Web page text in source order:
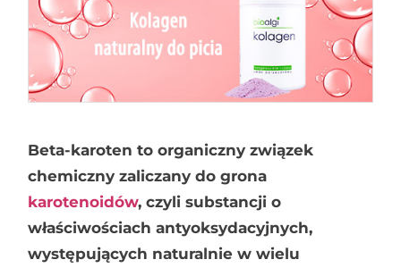
Beta-karoten to organiczny związek
chemiczny zaliczany do grona
karotenoidów, czyli substancji o
właściwościach antyoksydacyjnych,
występujących naturalnie w wielu